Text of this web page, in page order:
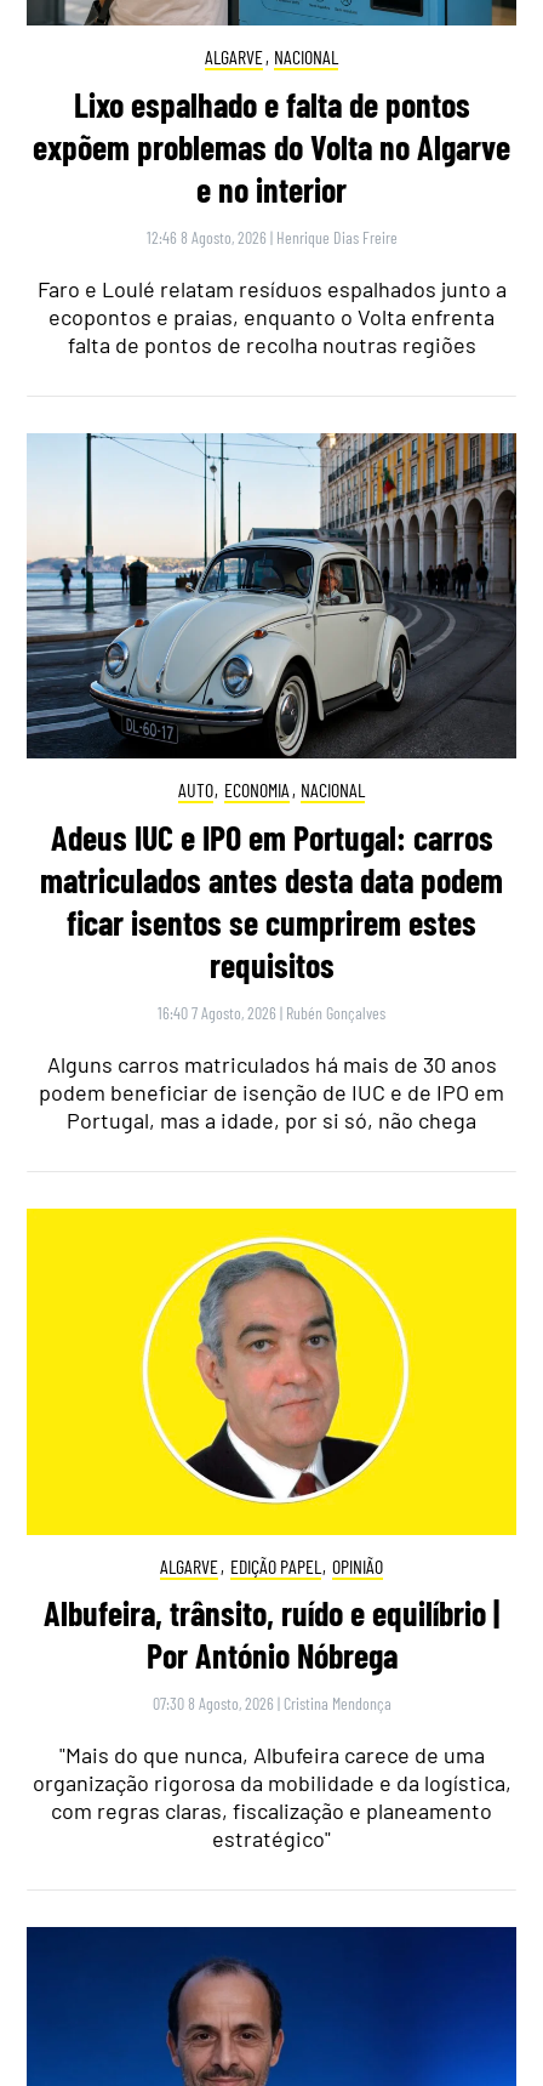
ALGARVE, NACIONAL
Lixo espalhado e falta de pontos
expõem problemas do Volta no Algarve
e no interior
12:46 8 Agosto, 2026 | Henrique Dias Freire
Faro e Loulé relatam resíduos espalhados junto a
ecopontos e praias, enquanto o Volta enfrenta
falta de pontos de recolha noutras regiões
AUTO, ECONOMIA , NACIONAL
Adeus IUC e IPO em Portugal: carros
matriculados antes desta data podem
ficar isentos se cumprirem estes
requisitos
16:40 7 Agosto, 2026 | Rubén Gonçalves
Alguns carros matriculados há mais de 30 anos
podem beneficiar de isenção de IUC e de IPO em
Portugal, mas a idade, por si só, não chega
ALGARVE, EDIÇÃO PAPEL , OPINIÃO
Albufeira, trânsito, ruído e equilíbrio |
Por António Nóbrega
07:30 8 Agosto, 2026 | Cristina Mendonça
"Mais do que nunca, Albufeira carece de uma
organização rigorosa da mobilidade e da logística,
com regras claras, fiscalização e planeamento
estratégico"